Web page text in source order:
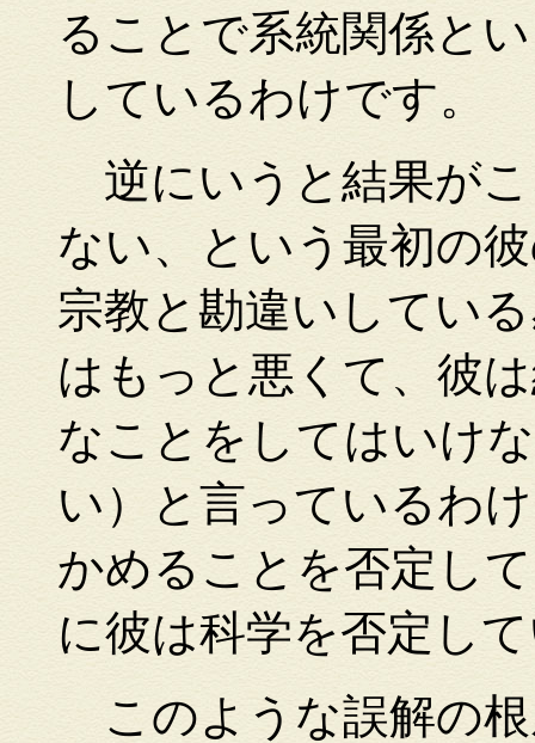
ることで系統関係と
しているわけです。
逆にいうと結果が
ない、という最初の
宗教と勘違いしてい
はもっと悪くて、彼
なことをしてはいけ
い）と言っているわ
かめることを否定し
に彼は科学を否定し
このような誤解の